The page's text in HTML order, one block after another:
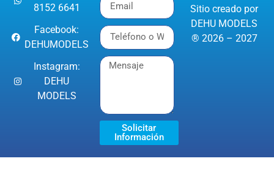
8152 6641
Facebook:
DEHUMODELS
Instagram:
DEHU
MODELS
Solicitar
Información
Sitio creado por
DEHU MODELS
® 2026 – 2027